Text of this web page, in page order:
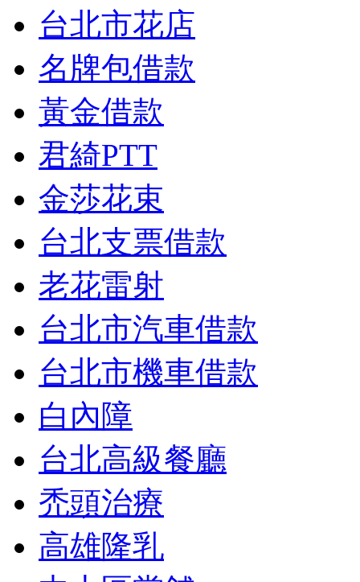
台北市花店
名牌包借款
黃金借款
君綺PTT
金莎花束
台北支票借款
老花雷射
台北市汽車借款
台北市機車借款
白內障
台北高級餐廳
禿頭治療
高雄隆乳